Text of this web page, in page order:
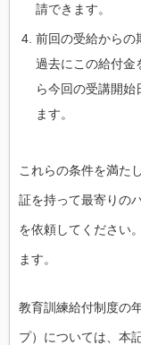
請できます。
前回の受給からの
過去にこの給付金
ら今回の受講開始
ます。
これらの条件を満た
証を持って最寄りの
を依頼してください
ます。
教育訓練給付制度の
プ）については、本